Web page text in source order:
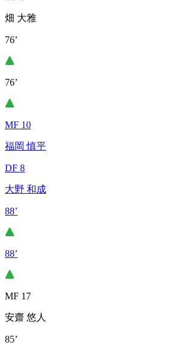
畑 大雅
76’
76’
MF 10
福岡 慎平
DF 8
大野 和成
88’
88’
MF 17
安齋 悠人
85’